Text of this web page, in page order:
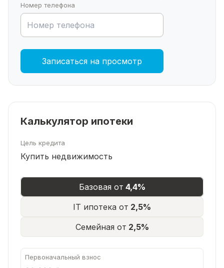
Номер телефона
Записаться на просмотр
Калькулятор ипотеки
Цель кредита
Купить недвижимость
Базовая от 4,4%
IT ипотека от 2,5%
Семейная от 2,5%
Первоначальный взнос